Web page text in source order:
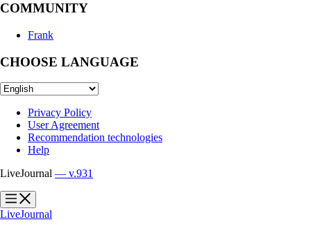
COMMUNITY
Frank
CHOOSE LANGUAGE
Privacy Policy
User Agreement
Recommendation technologies
Help
LiveJournal — v.931
?
?
LiveJournal